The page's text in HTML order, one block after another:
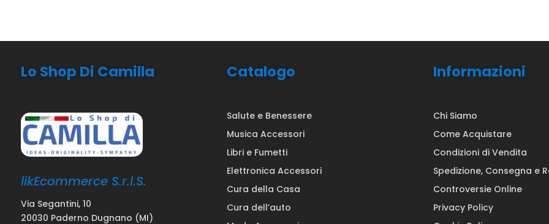
Lo Shop Di Camilla
likEcommerce S.r.l.S.
Via Segantini, 10
20030 Paderno Dugnano (MI)
Catalogo
Salute e Benessere
Musica Accessori
Libri e Fumetti
Elettronica Accessori
Cura della Casa
Cura dell’auto
Informazioni
Chi Siamo
Come Acquistare
Condizioni di Vendita
Spedizione, Consegna e
Controversie Online
Privacy Policy